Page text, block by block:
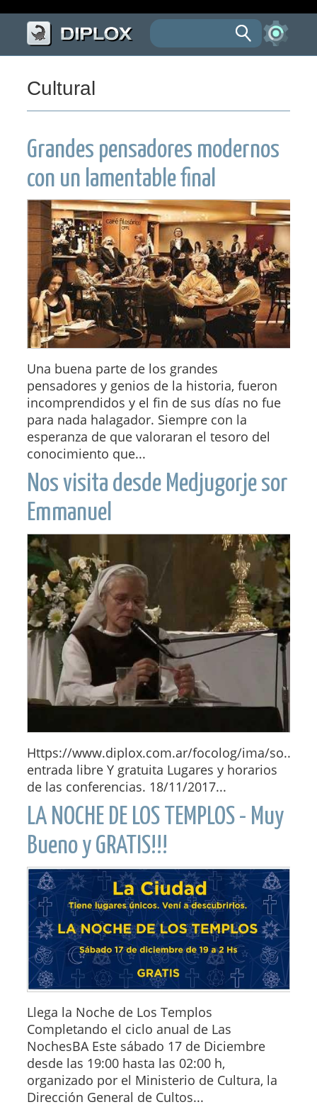
Cultural
Grandes pensadores modernos
con un lamentable final
Una buena parte de los grandes
pensadores y genios de la historia, fueron
incomprendidos y el fin de sus días no fue
para nada halagador. Siempre con la
esperanza de que valoraran el tesoro del
conocimiento que...
Nos visita desde Medjugorje sor
Emmanuel
Https://www.diplox.com.ar/focolog/ima/so...
entrada libre Y gratuita Lugares y horarios
de las conferencias. 18/11/2017...
LA NOCHE DE LOS TEMPLOS - Muy
Bueno y GRATIS!!!
Llega la Noche de Los Templos
Completando el ciclo anual de Las
NochesBA Este sábado 17 de Diciembre
desde las 19:00 hasta las 02:00 h,
organizado por el Ministerio de Cultura, la
Dirección General de Cultos...